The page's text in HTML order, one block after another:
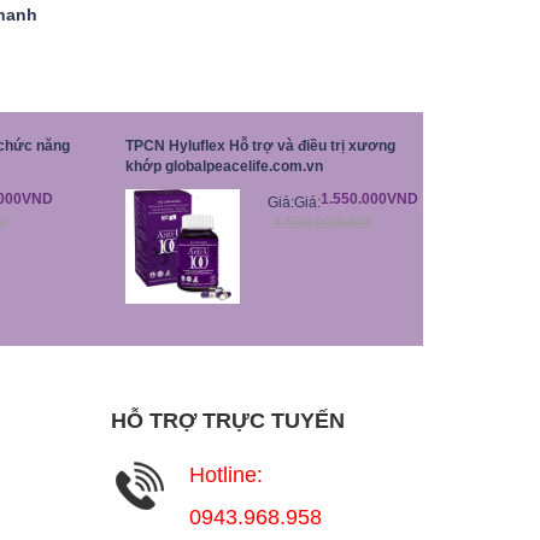
năng
TPCN Hyluflex Hỗ trợ và điều trị xương
khớp globalpeacelife.com.vn
Giá:Giá:1.550.000VND
1.550.000VND
HỖ TRỢ TRỰC TUYẾN
Hotline:
0943.968.958